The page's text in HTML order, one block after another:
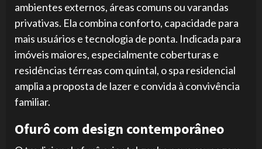
ambientes externos, áreas comuns ou varandas
privativas. Ela combina conforto, capacidade para
mais usuários e tecnologia de ponta. Indicada para
imóveis maiores, especialmente coberturas e
residências térreas com quintal, o spa residencial
amplia a proposta de lazer e convida à convivência
familiar.
Ofurô com design contemporâneo